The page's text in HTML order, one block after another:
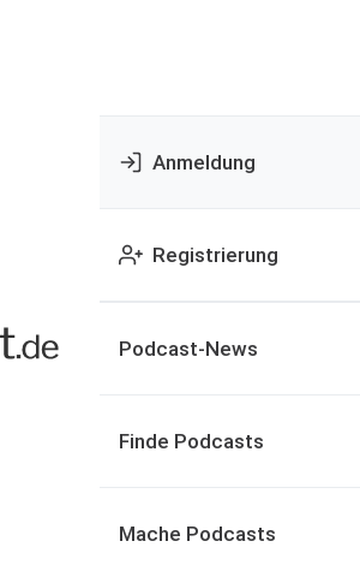
Anmeldung
Registrierung
Podcast-News
Finde Podcasts
Mache Podcasts